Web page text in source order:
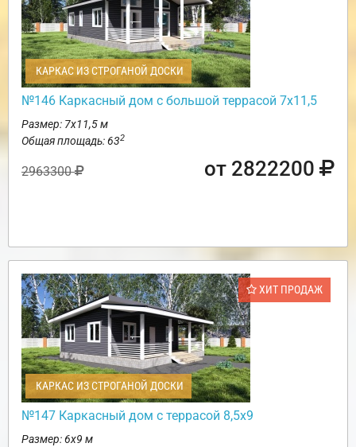
КАРКАС ИЗ СТРОГАНОЙ ДОСКИ
№146 Каркасный дом с большой террасой 7х11,5
Размер: 7х11,5 м
Общая площадь: 632
2963300 от 2822200
ХИТ ПРОДАЖ
КАРКАС ИЗ СТРОГАНОЙ ДОСКИ
№147 Каркасный дом с террасой 8,5х9
Размер: 6х9 м